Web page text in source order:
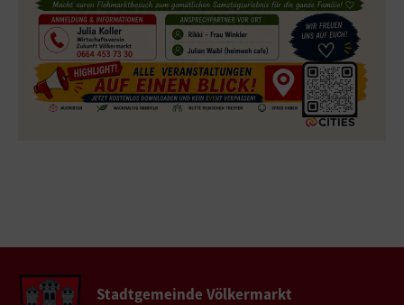
Stadtgemeinde Völkermarkt